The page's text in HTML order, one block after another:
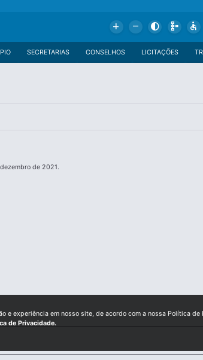
Add Remove Contrast Schema Accessible
LICITAÇÕES
CONSELHOS
SECRETARIAS
de 2021.
e experiência em nosso site, de acordo com a nossa Política de
de Privacidade.